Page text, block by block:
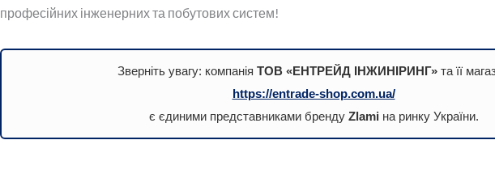
професійних інженерних та побутових систем!
Зверніть увагу: компанія ТОВ «ЕНТРЕЙД ІНЖИНІРИНГ» та її
https://entrade-shop.com.ua/
є єдиними представниками бренду Zlami на ринку України.